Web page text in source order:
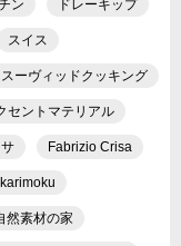
ン ドレーキップ
スイス
スーヴィッドクッキング
セントマテリアル
Fabrizio Crisa
然素材の家